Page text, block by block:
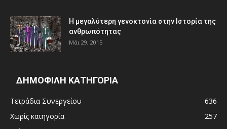
Η μεγαλύτερη γενοκτονία στην Ιστορία της
ανθρωπότητας
Μάι 29, 2015
ΔΗΜΟΦΙΛΗ ΚΑΤΗΓΟΡΙΑ
Τετράδια Συνεργείου
636
Χωρίς κατηγορία
257